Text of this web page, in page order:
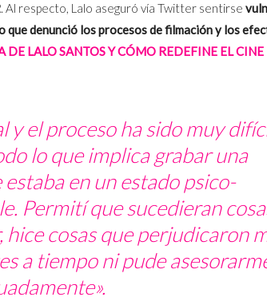
. Al respecto, Lalo aseguró vía Twitter sentirse
denunció los procesos de filmación y los
DE LALO SANTOS Y CÓMO REDEFINE EL CINE
y el proceso ha sido muy
lo que implica grabar una
en un estado psico-
Permití que sucedieran
cosas que perjudicaron
a tiempo ni pude